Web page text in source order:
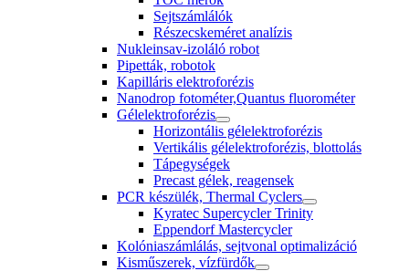
Sejtszámlálók
Részecskeméret analízis
Nukleinsav-izoláló robot
Pipetták, robotok
Kapilláris elektroforézis
Nanodrop fotométer,Quantus fluorométer
Gélelektroforézis
Horizontális gélelektroforézis
Vertikális gélelektroforézis, blottolás
Tápegységek
Precast gélek, reagensek
PCR készülék, Thermal Cyclers
Kyratec Supercycler Trinity
Eppendorf Mastercycler
Kolóniaszámlálás, sejtvonal optimalizáció
Kisműszerek, vízfürdők